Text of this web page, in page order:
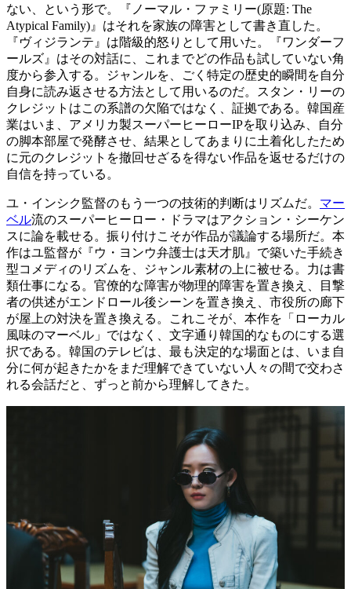
ない、という形で。『ノーマル・ファミリー(原題: The
Atypical Family)』はそれを家族の障害として書き直した。
『ヴィジランテ』は階級的怒りとして用いた。『ワンダーフ
ールズ』はその対話に、これまでどの作品も試していない角
度から参入する。ジャンルを、ごく特定の歴史的瞬間を自分
自身に読み返させる方法として用いるのだ。スタン・リーの
クレジットはこの系譜の欠陥ではなく、証拠である。韓国産
業はいま、アメリカ製スーパーヒーローIPを取り込み、自分
の脚本部屋で発酵させ、結果としてあまりに土着化したため
に元のクレジットを撤回せざるを得ない作品を返せるだけの
自信を持っている。
ユ・インシク監督のもう一つの技術的判断はリズムだ。 マー
ベル流のスーパーヒーロー・ドラマはアクション・シーケン
スに論を載せる。振り付けこそが作品が議論する場所だ。本
作はユ監督が『ウ・ヨンウ弁護士は天才肌』で築いた手続き
型コメディのリズムを、ジャンル素材の上に被せる。力は書
類仕事になる。官僚的な障害が物理的障害を置き換え、目撃
者の供述がエンドロール後シーンを置き換え、市役所の廊下
が屋上の対決を置き換える。これこそが、本作を「ローカル
風味のマーベル」ではなく、文字通り韓国的なものにする選
択である。韓国のテレビは、最も決定的な場面とは、いま自
分に何が起きたかをまだ理解できていない人々の間で交わさ
れる会話だと、ずっと前から理解してきた。